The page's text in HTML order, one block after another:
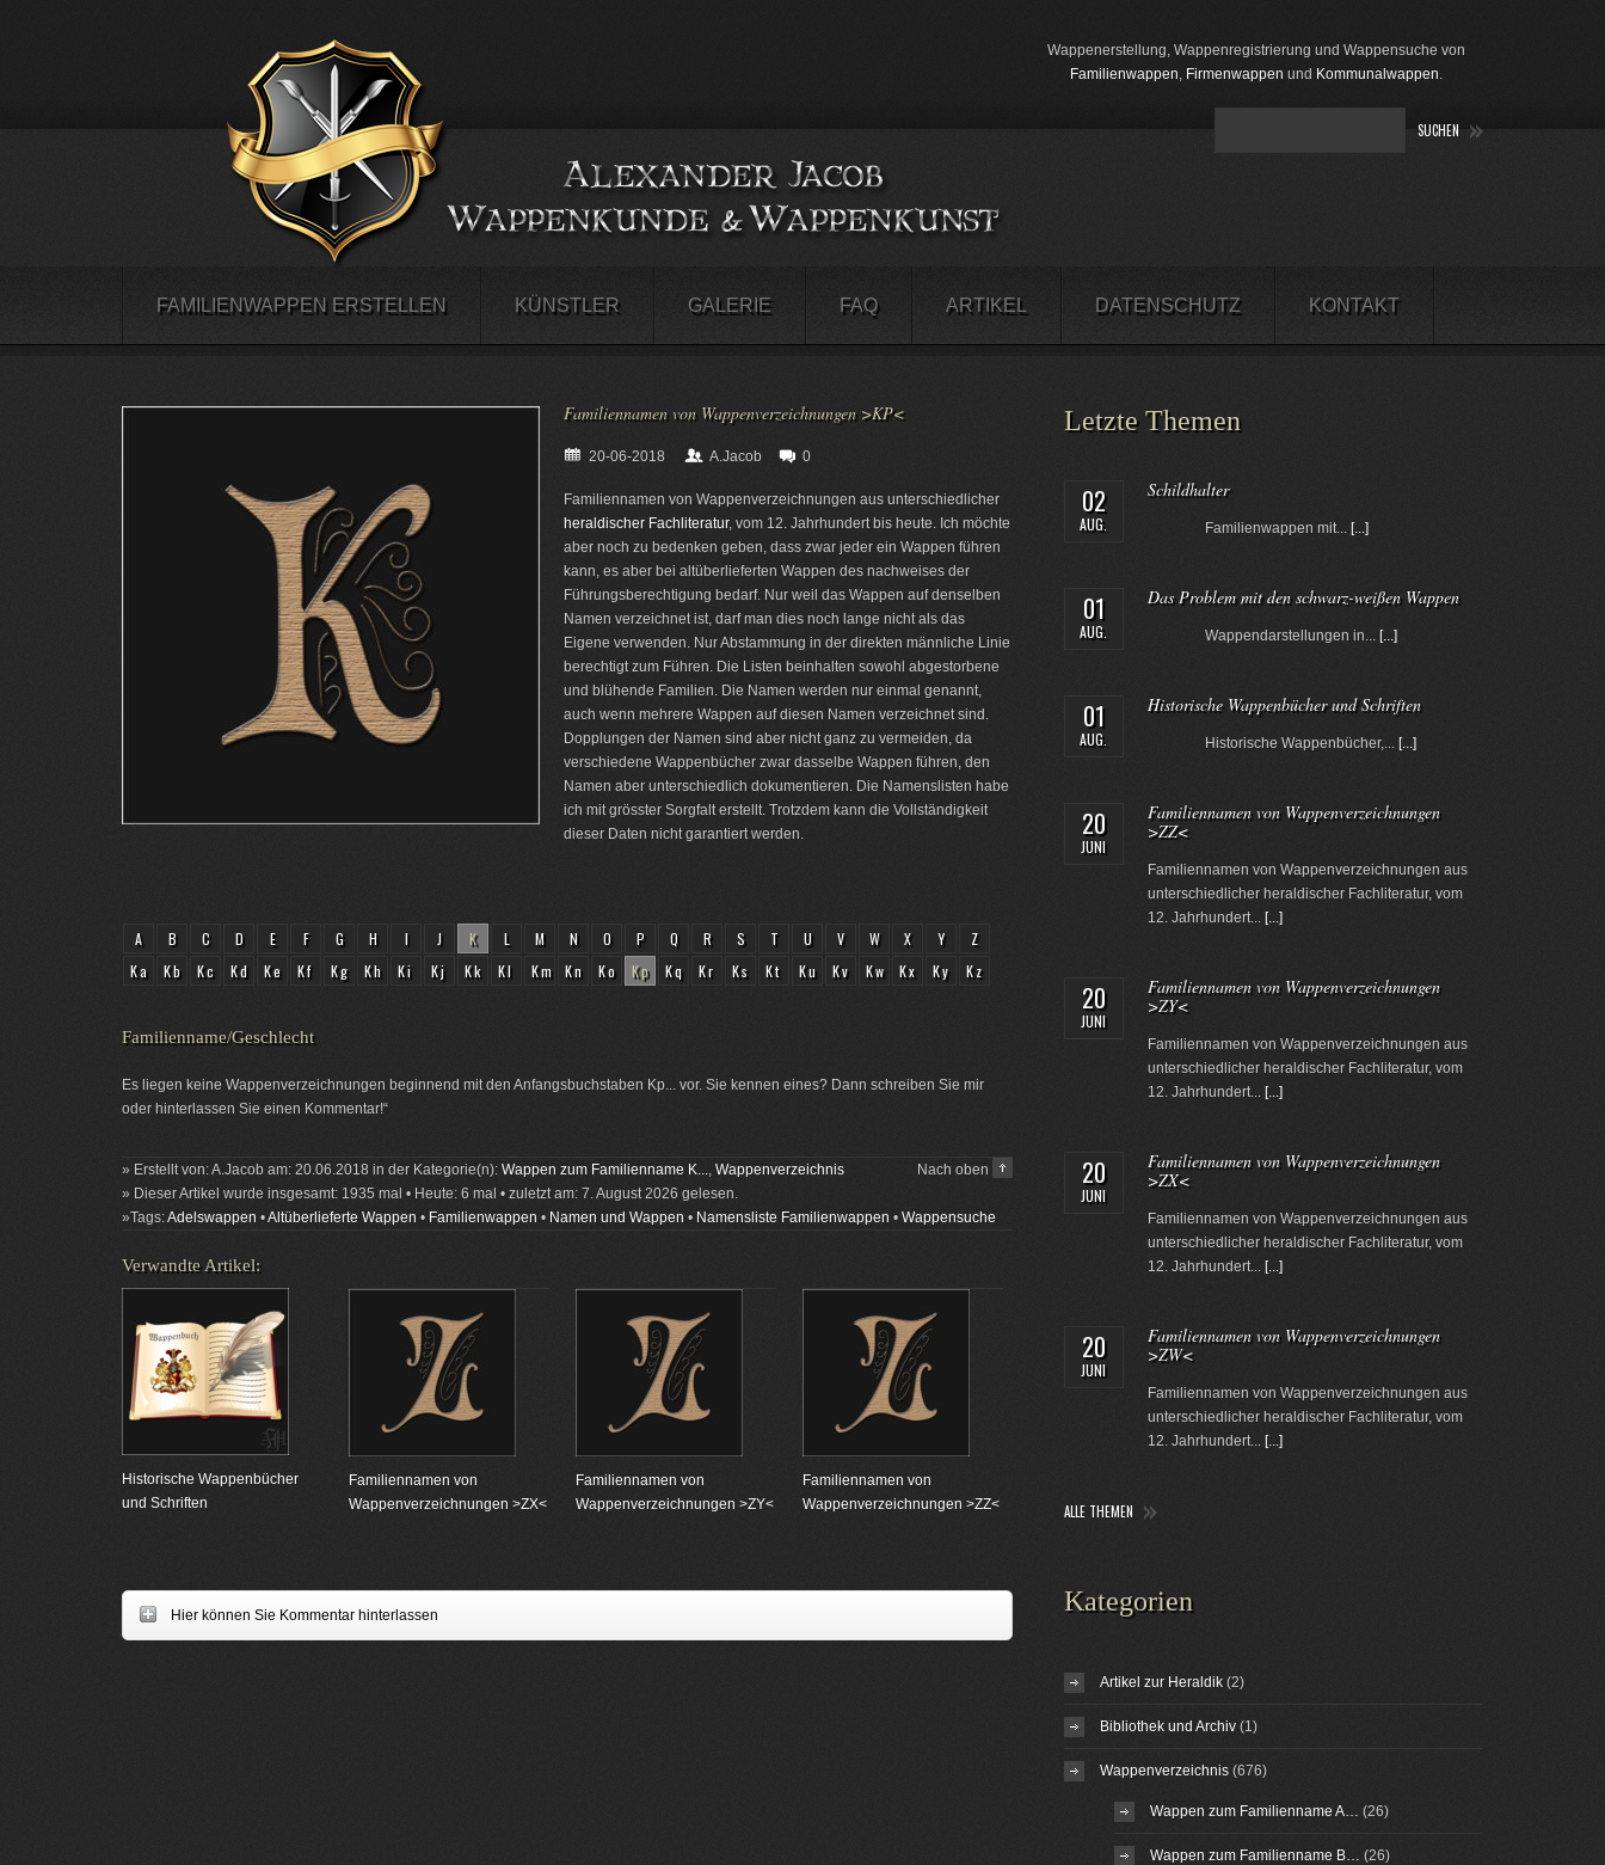
Wappenerstellung, Wappenregistrierung und Wappensuche von
Familienwappen, Firmenwappen und Kommunalwappen.
FAMILIENWAPPEN ERSTELLEN KÜNSTLER GALERIE FAQ ARTIKEL DATENSCHUTZ KONTAKT
Familiennamen von Wappenverzeichnungen >KP<
20-06-2018 A.Jacob 0
Familiennamen von Wappenverzeichnungen aus unterschiedlicher
heraldischer Fachliteratur, vom 12. Jahrhundert bis heute. Ich möchte
aber noch zu bedenken geben, dass zwar jeder ein Wappen führen
kann, es aber bei altüberlieferten Wappen des nachweises der
Führungsberechtigung bedarf. Nur weil das Wappen auf denselben
Namen verzeichnet ist, darf man dies noch lange nicht als das
Eigene verwenden. Nur Abstammung in der direkten männliche Linie
berechtigt zum Führen. Die Listen beinhalten sowohl abgestorbene
und blühende Familien. Die Namen werden nur einmal genannt,
auch wenn mehrere Wappen auf diesen Namen verzeichnet sind.
Dopplungen der Namen sind aber nicht ganz zu vermeiden, da
verschiedene Wappenbücher zwar dasselbe Wappen führen, den
Namen aber unterschiedlich dokumentieren. Die Namenslisten habe
ich mit grösster Sorgfalt erstellt. Trotzdem kann die Vollständigkeit
dieser Daten nicht garantiert werden.
A B C D E F G H I J K L M N O P Q R S T U V W X Y
Z
Ka
Kb Kc Kd Ke Kf Kg Kh Ki Kj Kk Kl Km Kn Ko Kp Kq Kr Ks Kt Ku Kv Kw Kx Ky Kz
Familienname/Geschlecht
Es liegen keine Wappenverzeichnungen beginnend mit den Anfangsbuchstaben Kp... vor. Sie kennen eines? Dann schreiben Sie mir
oder hinterlassen Sie einen Kommentar!“
Nach oben
» Erstellt von: A.Jacob am: 20.06.2018 in der Kategorie(n): Wappen zum Familienname K..., Wappenverzeichnis
» Dieser Artikel wurde insgesamt: 1935 mal • Heute: 6 mal • zuletzt am: 7. August 2026 gelesen.
»Tags:Adelswappen •Altüberlieferte Wappen • Familienwappen • Namen und Wappen • Namensliste Familienwappen • Wappensuche
Verwandte Artikel:
Historische Wappenbücher
und Schriften
Familiennamen von
Wappenverzeichnungen >ZX<
Familiennamen von
Wappenverzeichnungen >ZY<
Familiennamen von
Wappenverzeichnungen >ZZ<
Hier können Sie Kommentar hinterlassen
Letzte Themen
02
AUG.
Schildhalter
Familienwappen mit... [...]
01
AUG.
Das Problem mit den schwarz-weißen Wappen
Wappendarstellungen in... [...]
01
AUG.
Historische Wappenbücher und Schriften
Historische Wappenbücher,... [...]
20
JUNI
Familiennamen von Wappenverzeichnungen
>ZZ<
Familiennamen von Wappenverzeichnungen aus
unterschiedlicher heraldischer Fachliteratur, vom
12. Jahrhundert... [...]
20
JUNI
Familiennamen von Wappenverzeichnungen
>ZY<
Familiennamen von Wappenverzeichnungen aus
unterschiedlicher heraldischer Fachliteratur, vom
12. Jahrhundert... [...]
20
JUNI
Familiennamen von Wappenverzeichnungen
>ZX<
Familiennamen von Wappenverzeichnungen aus
unterschiedlicher heraldischer Fachliteratur, vom
12. Jahrhundert... [...]
20
JUNI
Familiennamen von Wappenverzeichnungen
>ZW<
Familiennamen von Wappenverzeichnungen aus
unterschiedlicher heraldischer Fachliteratur, vom
12. Jahrhundert... [...]
ALLE THEMEN
Kategorien
Artikel zur Heraldik(2)
Bibliothek und Archiv(1)
Wappenverzeichnis(676)
Wappen zum Familienname A… (26)
Wappen zum Familienname B… (26)